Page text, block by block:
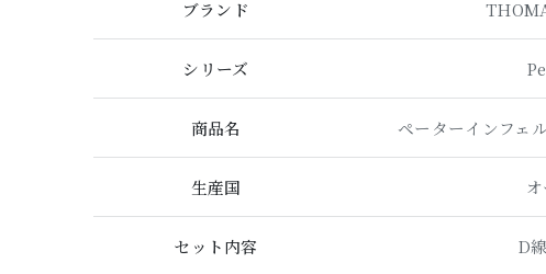
ブランド
シリーズ
商品名 ペーターインフェ
生産国
セット内容 D